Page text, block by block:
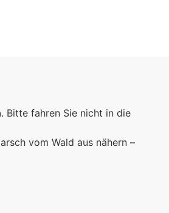
. Bitte fahren Sie nicht in die
vom Wald aus nähern –